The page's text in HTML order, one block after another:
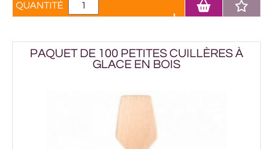
QUANTITÉ
PAQUET DE 100 PETITES CUILLÈRES À
GLACE EN BOIS